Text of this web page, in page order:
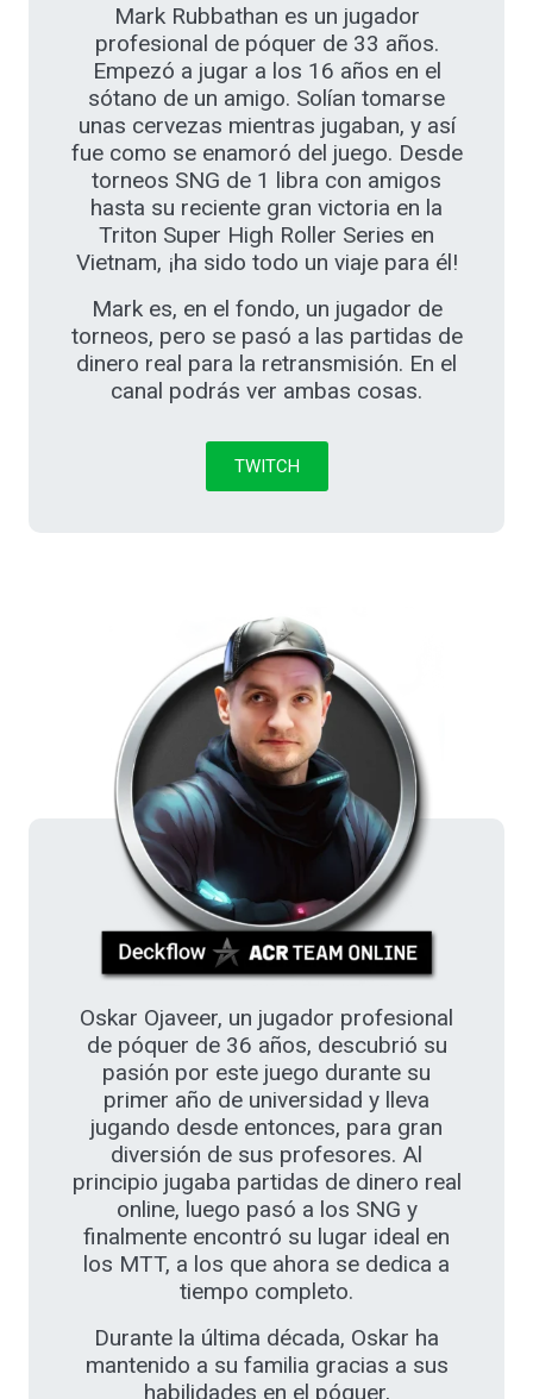
Mark Rubbathan es un jugador
profesional de póquer de 33 años.
Empezó a jugar a los 16 años en el
sótano de un amigo. Solían tomarse
unas cervezas mientras jugaban, y así
fue como se enamoró del juego. Desde
torneos SNG de 1 libra con amigos
hasta su reciente gran victoria en la
Triton Super High Roller Series en
Vietnam, ¡ha sido todo un viaje para él!
Mark es, en el fondo, un jugador de
torneos, pero se pasó a las partidas de
dinero real para la retransmisión. En el
canal podrás ver ambas cosas.
TWITCH
Oskar Ojaveer, un jugador profesional
de póquer de 36 años, descubrió su
pasión por este juego durante su
primer año de universidad y lleva
jugando desde entonces, para gran
diversión de sus profesores. Al
principio jugaba partidas de dinero real
online, luego pasó a los SNG y
finalmente encontró su lugar ideal en
los MTT, a los que ahora se dedica a
tiempo completo.
Durante la última década, Oskar ha
mantenido a su familia gracias a sus
habilidades en el póquer,